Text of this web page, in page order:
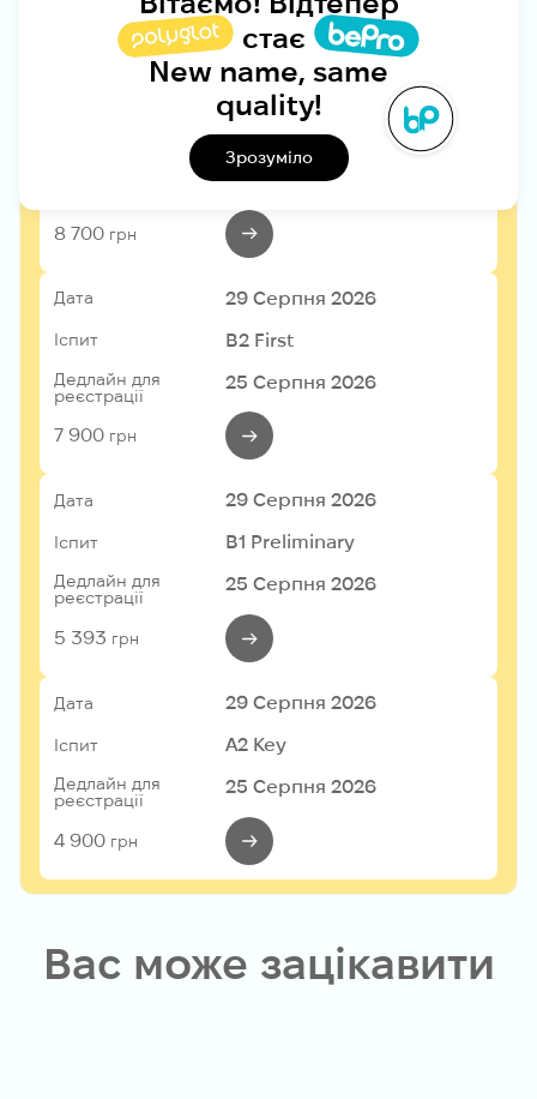
стає
New name, same
quality!
Зрозуміло
грн
29 Серпня 2026
C1 Advanced
25 Серпня 2026
8 700 грн
Дата 29 Серпня 2026
Іспит B2 First
Дедлайн для
реєстрації
25 Серпня 2026
7 900 грн
Дата 29 Серпня 2026
Іспит B1 Preliminary
Дедлайн для
реєстрації
25 Серпня 2026
5 393 грн
Дата 29 Серпня 2026
Іспит A2 Key
Дедлайн для
реєстрації
25 Серпня 2026
4 900 грн
Вас може зацікавити